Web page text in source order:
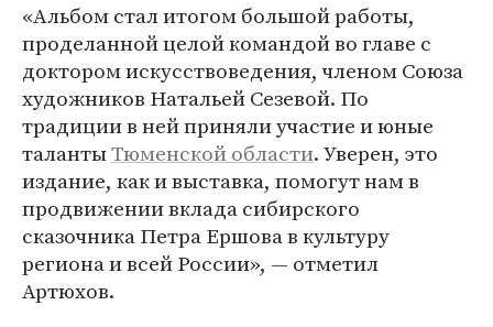
«Альбом стал итогом большой работы,
проделанной целой командой во главе с
доктором искусствоведения, членом Союза
художников Натальей Сезевой. По
традиции в ней приняли участие и юные
талантыТюменской области. Уверен, это
издание, как и выставка, помогут нам в
продвижении вклада сибирского
сказочника Петра Ершова в культуру
региона и всей России», — отметил
Артюхов.